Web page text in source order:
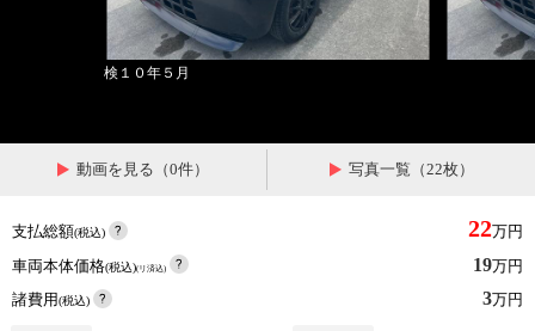
検１０年５月
動画を見る（0件） 写真一覧（22枚）
支払総額(税込) 22万円
車両本体価格(税込)(リ済込) 19万円
諸費用(税込) 3万円